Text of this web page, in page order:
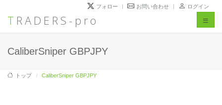
TRADERS-pro
フォロー お問い合わせ ログイン
Toggle
CaliberSniper GBPJPY
トップ CaliberSniper GBPJPY